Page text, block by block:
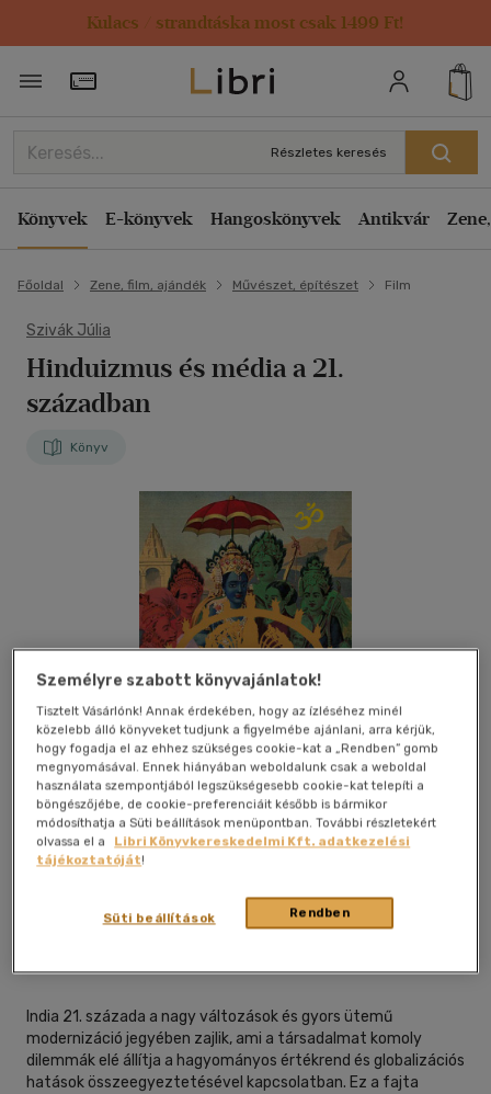
Kulacs / strandtáska most csak 1499 Ft!
Törzsvásárlói Kártya adatai
Részletes keresés
Könyvek E-könyvek Hangoskönyvek Antikvár
Főoldal Zene, film, ajándék Művészet, építészet Film
Szivák Júlia
Hinduizmus és média a 21.
században
Könyv
Kívánságlistához adom
oldal
India 21. százada a nagy változások és gyors ütemű
modernizáció jegyében zajlik, ami a társadalmat komoly
dilemmák elé állítja a hagyományos értékrend és globalizációs
hatások összeegyeztetésével kapcsolatban. Ez a fajta
Személyre szabott könyvajánlatok!
Tisztelt Vásárlónk! Annak érdekében, hogy az ízléséhez minél
közelebb álló könyveket tudjunk a figyelmébe ajánlani, arra kérjük,
hogy fogadja el az ehhez szükséges cookie-kat a „Rendben” gomb
megnyomásával. Ennek hiányában weboldalunk csak a weboldal
használata szempontjából legszükségesebb cookie-kat telepíti a
böngészőjébe, de cookie-preferenciáit később is bármikor
módosíthatja a Süti beállítások menüpontban. További részletekért
olvassa el a
Libri Könyvkereskedelmi Kft. adatkezelési
tájékoztatóját!
Rendben
Süti beállítások